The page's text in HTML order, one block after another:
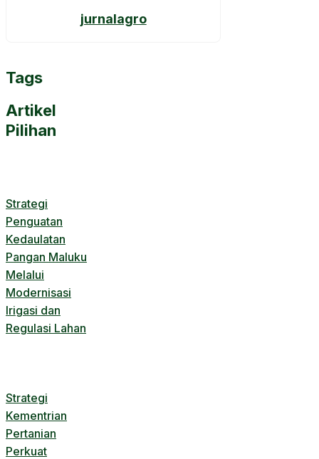
jurnalagro
Tags
Artikel
Pilihan
Strategi
Penguatan
Kedaulatan
Pangan Maluku
Melalui
Modernisasi
Irigasi dan
Regulasi Lahan
Strategi
Kementrian
Pertanian
Perkuat